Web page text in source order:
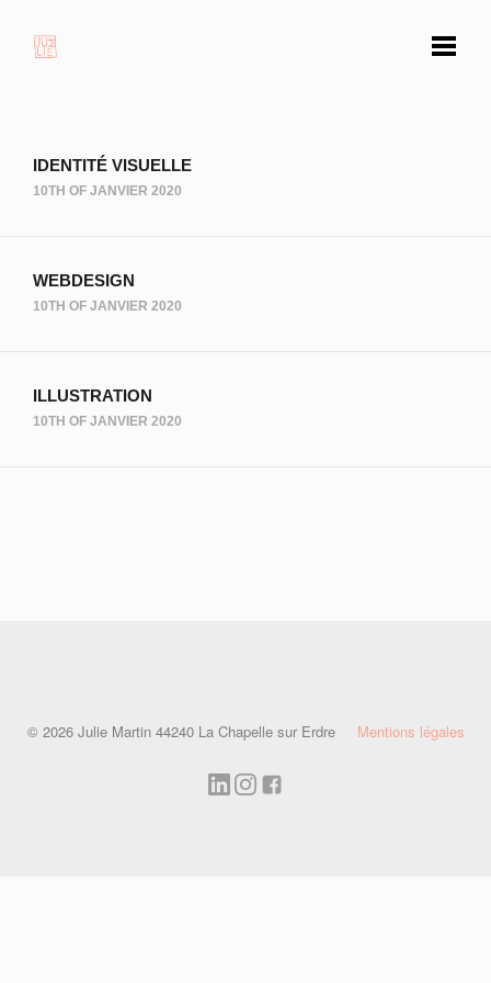
IDENTITÉ VISUELLE
10TH OF JANVIER 2020
WEBDESIGN
10TH OF JANVIER 2020
ILLUSTRATION
10TH OF JANVIER 2020
© 2026 Julie Martin 44240 La Chapelle sur Erdre Mentions légales